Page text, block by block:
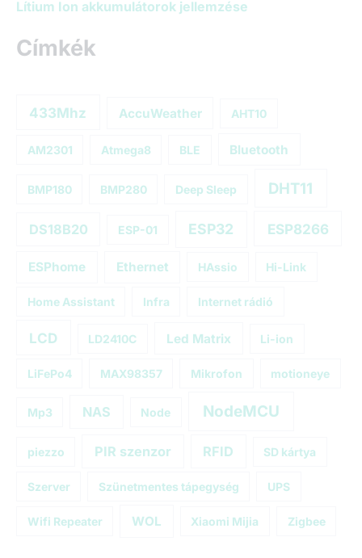
Lítium Ion akkumulátorok jellemzése
Címkék
433Mhz AccuWeather AHT10
AM2301 Atmega8 BLE Bluetooth
BMP180 BMP280 Deep Sleep DHT11
DS18B20 ESP-01 ESP32 ESP8266
ESPhome Ethernet HAssio Hi-Link
Home Assistant Infra Internet rádió
LCD LD2410C Led Matrix Li-ion
LiFePo4 MAX98357 Mikrofon motioneye
Mp3 NAS Node NodeMCU
piezzo PIR szenzor RFID SD kártya
Szerver Szünetmentes tápegység UPS
Wifi Repeater WOL Xiaomi Mijia Zigbee